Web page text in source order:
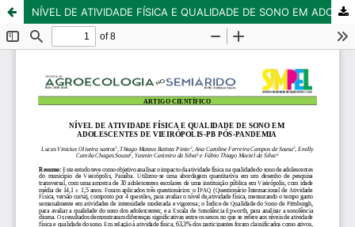
NÍVEL DE ATIVIDADE FÍSICA E QUALIDADE DE SONO EM ADOLESCENTES DE VIEIRÓPOLIS-PB PÓS-PANDEMIA